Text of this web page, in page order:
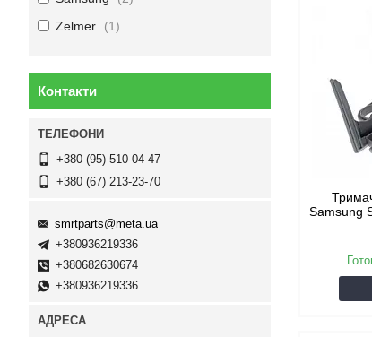
Samsung
Zelmer
1
Контакти
+380 (95) 510-04-47
+380 (67) 213-23-70
smrtparts@meta.ua
+380936219336
+380682630674
+380936219336